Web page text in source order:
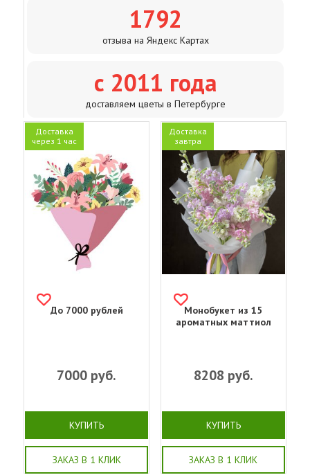
1792
отзыва на Яндекс Картах
с 2011 года
доставляем цветы в Петербурге
Доставка
через 1 час
До 7000 рублей
7000 руб.
КУПИТЬ
ЗАКАЗ В 1 КЛИК
Доставка
завтра
Монобукет из 15
ароматных маттиол
8208 руб.
КУПИТЬ
ЗАКАЗ В 1 КЛИК